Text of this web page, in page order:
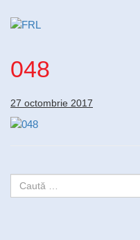
048
27 octombrie 2017